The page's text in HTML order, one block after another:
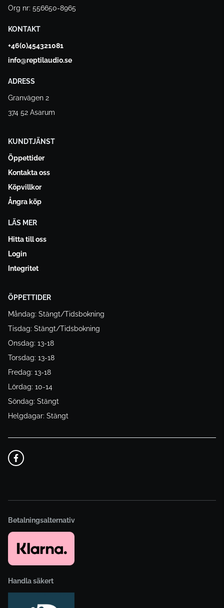
Org nr: 556650-8965
KONTAKT
+46(0)454321081
info@reptilaudio.se
ADRESS
Granvägen 2
374 52 Asarum
KUNDTJÄNST
Öppettider
Kontakta oss
Köpvillkor
Ångra köp
LÄS MER
Hitta till oss
Login
Integritet
ÖPPETTIDER
Måndag: Stängt/Tidsbokning
Tisdag: Stängt/Tidsbokning
Onsdag: 13-18
Torsdag: 13-18
Fredag: 13-18
Lördag: 10-14
Söndag: Stängt
Helgdagar: Stängt
Betalningsalternativ
Handla säkert